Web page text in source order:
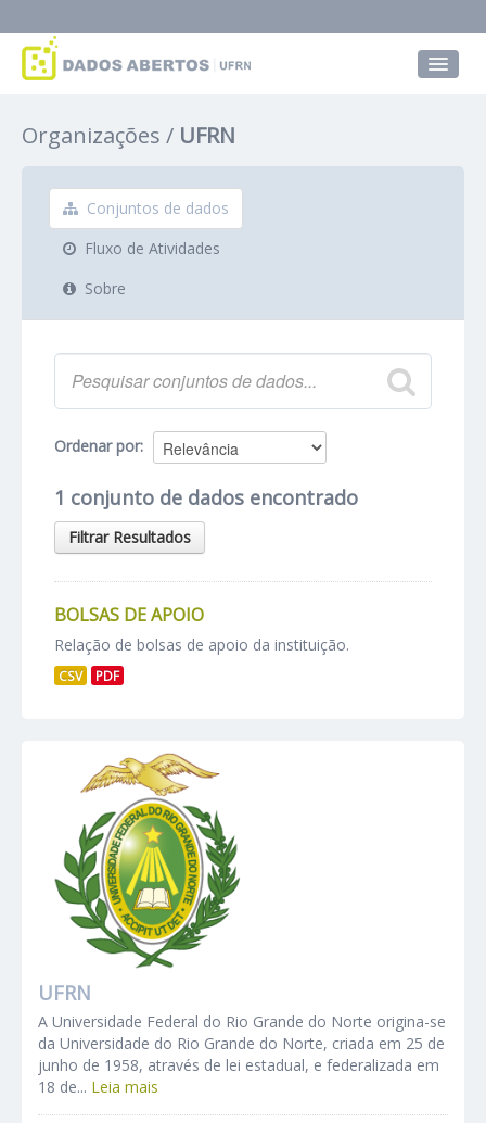
Grupos
Sobre
Organizações UFRN
Conjuntos de dados
Fluxo de Atividades
Sobre
Ordenar por
1 conjunto de dados encontrado
Filtrar Resultados
BOLSAS DE APOIO
Relação de bolsas de apoio da instituição.
CSV PDF
UFRN
A Universidade Federal do Rio Grande do Norte origina-se
da Universidade do Rio Grande do Norte, criada em 25 de
junho de 1958, através de lei estadual, e federalizada em
18 de... Leia mais